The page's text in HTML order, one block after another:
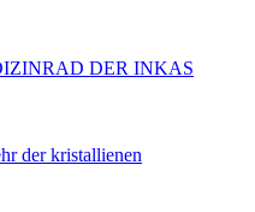
DER INKAS
der kristallienen